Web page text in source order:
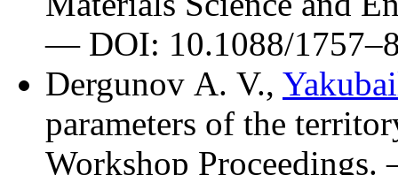
— DOI: 10.1088/17
Dergunov A. V.,
parameters of the
Workshop